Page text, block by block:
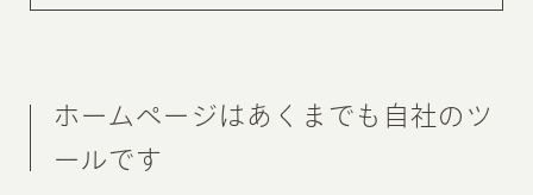
ホームページはあくまでも自社のツ
ールです